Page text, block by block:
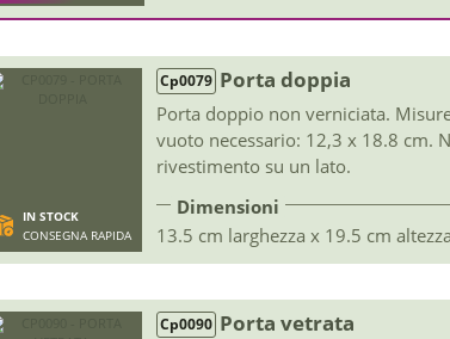
IN STOCK
CONSEGNA RAPIDA
Cp0079 Porta doppia
Porta doppio non verniciata.
vuoto necessario: 12,3 x 18.8 cm.
rivestimento su un lato.
Dimensioni
13.5 cm larghezza x 19.5 cm altezza
Cp0090 Porta vetrata